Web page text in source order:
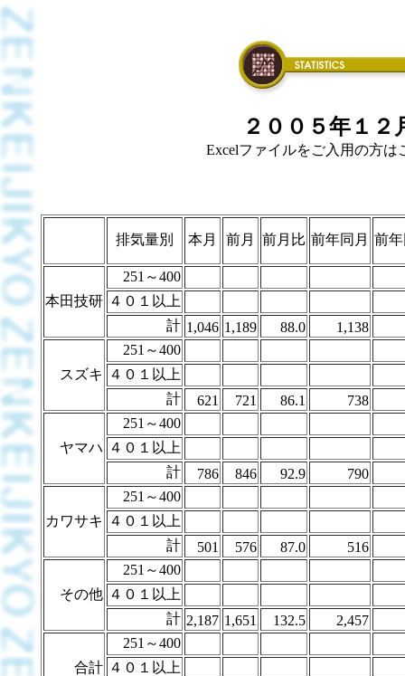
２００５年１２
Excelファイルをご入用の方は
排気量別 本月 前月 前月比 前年同月 前
本田技研
251～400
４０１以上
計 1,046 1,189 88.0 1,138
スズキ
251～400
４０１以上
計
621 721 86.1 738
ヤマハ
251～400
４０１以上
計
786 846 92.9 790
カワサキ
251～400
４０１以上
計
501 576 87.0 516
その他
251～400
４０１以上
計 2,187 1,651 132.5 2,457
合計
251～400
４０１以上